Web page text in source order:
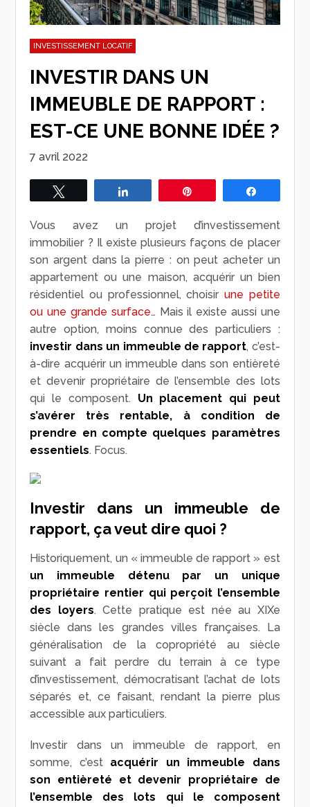
INVESTISSEMENT LOCATIF
INVESTIR DANS UN
IMMEUBLE DE RAPPORT :
EST-CE UNE BONNE IDÉE ?
7 avril 2022
Vous avez un projet d’investissement
immobilier ? Il existe plusieurs façons de placer
son argent dans la pierre : on peut acheter un
appartement ou une maison, acquérir un bien
résidentiel ou professionnel, choisir une petite
ou une grande surface… Mais il existe aussi une
autre option, moins connue des particuliers :
investir dans un immeuble de rapport, c’est-
à-dire acquérir un immeuble dans son entièreté
et devenir propriétaire de l’ensemble des lots
qui le composent. Un placement qui peut
s’avérer très rentable, à condition de
prendre en compte quelques paramètres
essentiels. Focus.
Investir dans un immeuble de
rapport, ça veut dire quoi ?
Historiquement, un « immeuble de rapport » est
un immeuble détenu par un unique
propriétaire rentier qui perçoit l’ensemble
des loyers. Cette pratique est née au XIXe
siècle dans les grandes villes françaises. La
généralisation de la copropriété au siècle
suivant a fait perdre du terrain à ce type
d’investissement, démocratisant l’achat de lots
séparés et, ce faisant, rendant la pierre plus
accessible aux particuliers.
Investir dans un immeuble de rapport, en
somme, c’est acquérir un immeuble dans
son entièreté et devenir propriétaire de
l’ensemble des lots qui le composent